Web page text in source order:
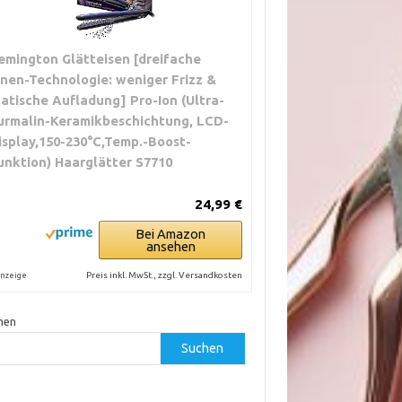
Glätteisen [dreifache
Technologie: weniger Frizz &
Aufladung] Pro-Ion (Ultra-
Keramikbeschichtung, LCD-
230°C,Temp.-Boost-
Haarglätter S7710
24,99 €
Bei Amazon
ansehen
Preis inkl. MwSt., zzgl. Versandkosten
Suchen